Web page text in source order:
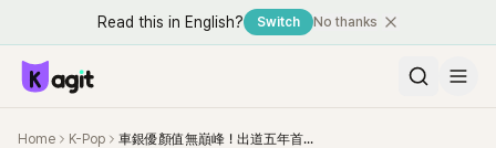
Read this in English? Switch No thanks
Home K-Pop 車銀優顏值無巔峰！出道五年首次染金髮⋯原因是怕「太耀眼」？